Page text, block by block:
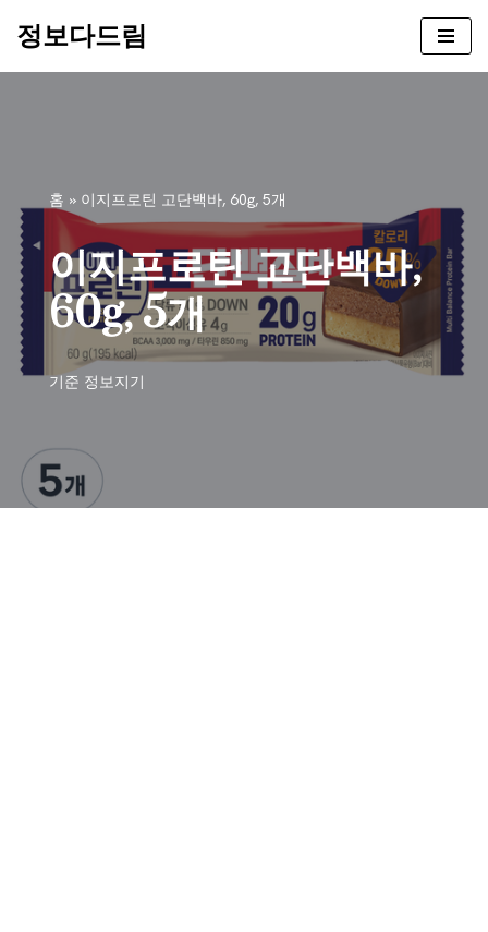
뛰
기
정보다드림
홈 » 이지프로틴 고단백바, 60g, 5개
이지프로틴 고단백바,
60g, 5개
기준 정보지기